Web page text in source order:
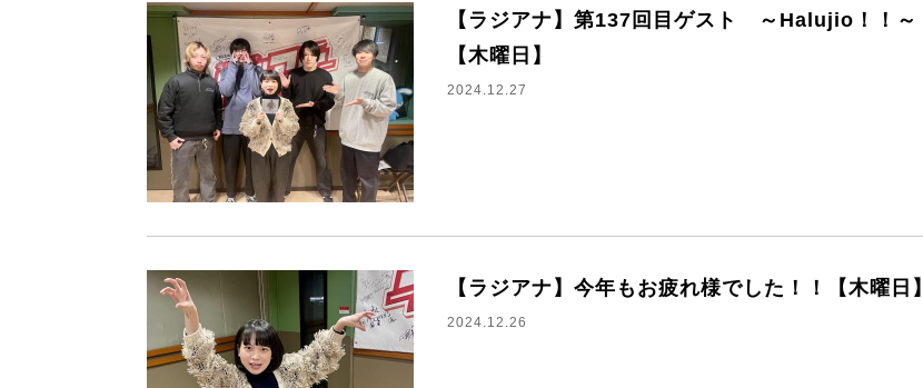
【ラジアナ】第137回目ゲスト ～Halujio！！～
【木曜日】
2024.12.27
【ラジアナ】今年もお疲れ様でした！！【木曜日】
2024.12.26